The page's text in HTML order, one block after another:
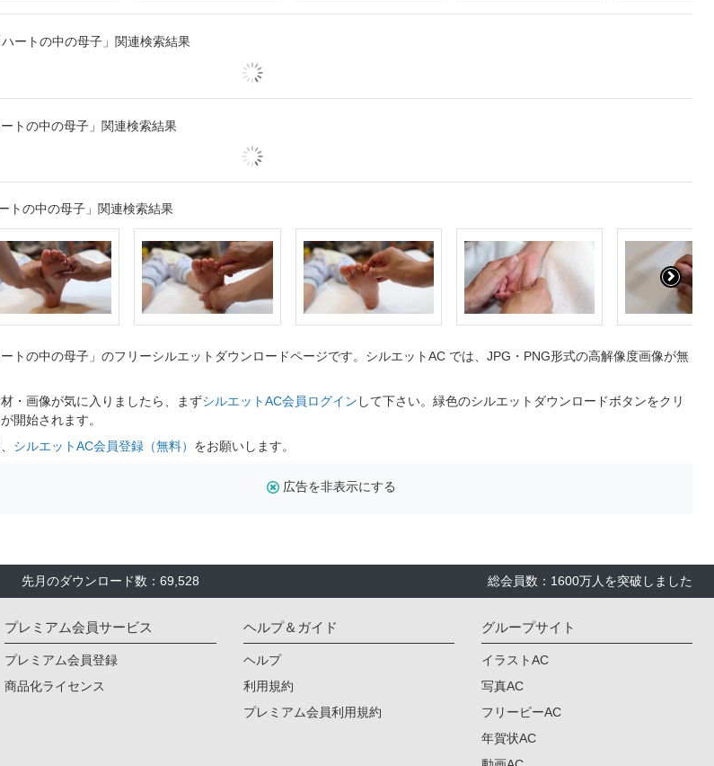
ートの中の母子」関連検索結果
トの中の母子」関連検索結果
トの中の母子」関連検索結果
トの中の母子」のフリーシルエットダウンロードページです。シルエットAC では、JPG・PNG形式の高解像度画像が無
・画像が気に入りましたら、まずシルエットAC会員ログイン して下さい。緑色のシルエットダウンロードボタンをクリ
開始されます。
シルエットAC会員登録（無料） をお願いします。
広告を非表示にする
先月のダウンロード数：69,528 総会員数：1600万人を突破しました
プレミアム会員サービス
プレミアム会員登録
商品化ライセンス
ヘルプ＆ガイド
ヘルプ
利用規約
プレミアム会員利用規約
グループサイト
イラストAC
写真AC
フリービーAC
年賀状AC